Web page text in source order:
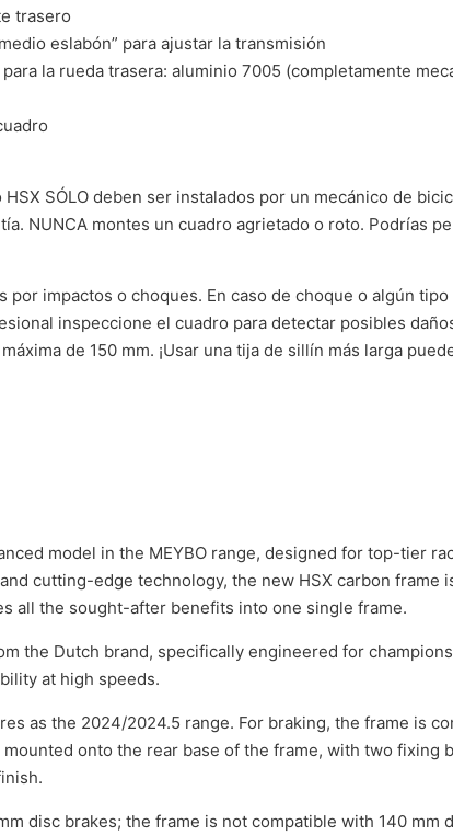
trasero
eslabón” para ajustar la transmisión
la rueda trasera: aluminio 7005 (completamente
SÓLO deben ser instalados por un mecánico de
NUNCA montes un cuadro agrietado o roto. Podrías
por impactos o choques. En caso de choque o algún
inspeccione el cuadro para detectar posibles
de 150 mm. ¡Usar una tija de sillín más larga
model in the MEYBO range, designed for top-tier
cutting-edge technology, the new HSX carbon frame
all the sought-after benefits into one single frame.
the Dutch brand, specifically engineered for
at high speeds.
as the 2024/2024.5 range. For braking, the frame is
onto the rear base of the frame, with two
disc brakes; the frame is not compatible with 140 mm